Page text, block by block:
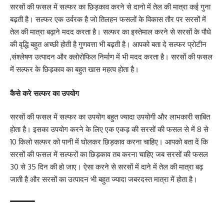
सरसों की फसल में सल्फर का छिड़काव करने से दानो में तेल की मात्रा कई गुना
बढ़ती है। सल्फर एक उर्वरक है जो तिलहन फसलों के विकास तौर पर सरसों में
तेल की मात्रा बढ़ाने मदद करता है। सल्फर का इस्तेमाल करने से सरसों के पौधे
की वृद्धि बहुत अच्छी होती है गुणवत्ता भी बढ़ती है। आपको बता दे सल्फर प्रोटीन
,संश्लेषण उत्पादन और क्लोरोफिल निर्माण में भी मदद करता है। सरसों की फसल
में सल्फर के छिड़काव का बहुत खास महत्व होता है।
कैसे करे सल्फर का उपयोग
सरसों की फसल में सल्फर का उपयोग बहुत ज्यादा उपयोगी और लाभकारी साबित
होता है। इसका उपयोग करने के लिए एक एकड़ की सरसों की फसल से में 8 से
10 किलो सल्फर को पानी में घोलकर छिड़काव करना चाहिए। आपको बता दें कि
सरसों की फसल में सल्फरों का छिड़काव तब करना चाहिए जब सरसों की फसल
30 से 35 दिन की हो जाए। ऐसा करने से सरसों में दाने में तेल की मात्रा बढ़
जाती है और सरसों का उत्पादन भी बहुत ज्यादा जबरदस्त मात्रा में होता है।